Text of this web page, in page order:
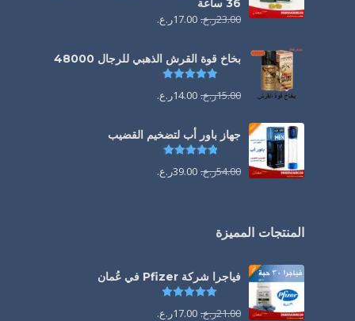
36 ساعة
23.00ر.ع. 17.00ر.ع.
بخاخ قوة القرش الذهبي للرجال 48000
تم التقييم
15.00ر.ع. 14.00ر.ع.
جهاز باور أب لتضخيم القضيب
تم التقييم
54.00ر.ع. 39.00ر.ع.
المنتجات المميزة
فياجرا شركة Pfizer في عُمان
21.00ر.ع. 17.00ر.ع.